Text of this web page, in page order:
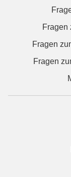
Fragen
Fragen
Fragen